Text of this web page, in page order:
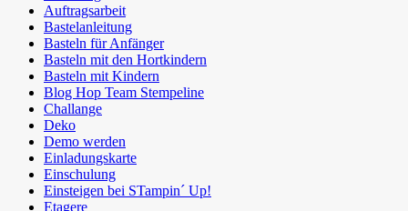
Auftragsarbeit
Bastelanleitung
Basteln für Anfänger
Basteln mit den Hortkindern
Basteln mit Kindern
Blog Hop Team Stempeline
Challange
Deko
Demo werden
Einladungskarte
Einschulung
Einsteigen bei STampin´ Up!
Etagere